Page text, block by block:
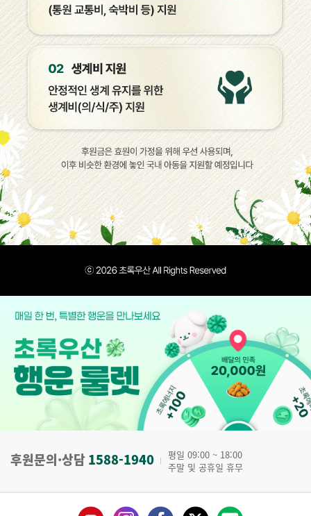
후원문의·상담 1588-1940
평일 09:00 ~ 18:00
주말 및 공휴일 휴무